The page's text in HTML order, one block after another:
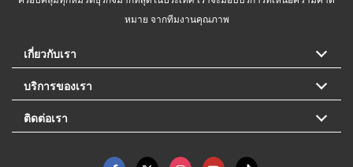
หมาย จากทีมงานคุณภาพ
เกี่ยวกับเรา
บริการของเรา
ติดต่อเรา